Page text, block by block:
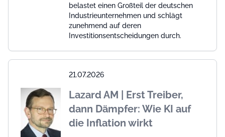
belastet einen Großteil der deutschen
Industrieunternehmen und schlägt
zunehmend auf deren
Investitionsentscheidungen durch.
21.07.2026
Lazard AM | Erst Treiber,
dann Dämpfer: Wie KI auf
die Inflation wirkt